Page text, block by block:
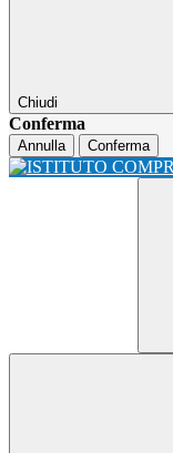
Chiudi
Conferma
Annulla Conferma